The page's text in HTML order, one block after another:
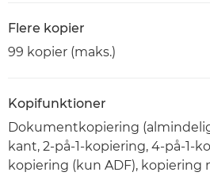
Flere kopier
99 kopier (maks.)
Kopifunktioner
Dokumentkopiering
kant, 2-på-1-kopiering, 4-på-1-
kopiering (kun ADF),